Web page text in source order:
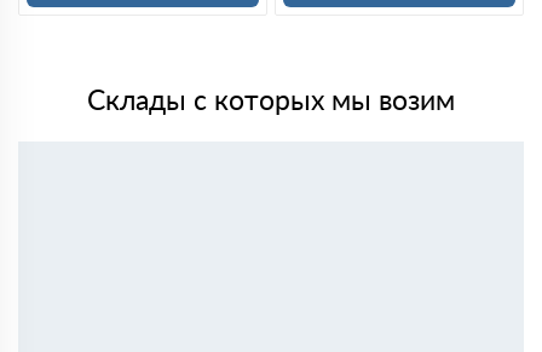
Склады с которых мы возим